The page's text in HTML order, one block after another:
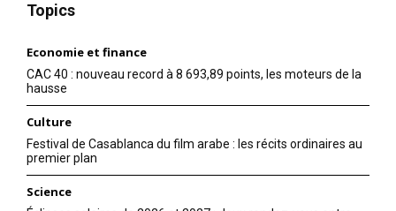
Topics
Economie et finance
CAC 40 : nouveau record à 8 693,89 points, les moteurs de la
hausse
Culture
Festival de Casablanca du film arabe : les récits ordinaires au
premier plan
Science